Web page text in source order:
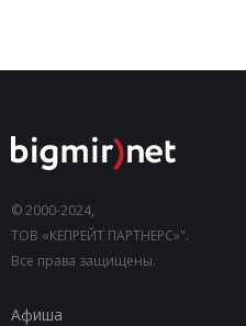
© 2000-2024,
ТОВ «КЕПРЕЙТ ПАРТНЕРС»".
Все права защищены.
Афиша